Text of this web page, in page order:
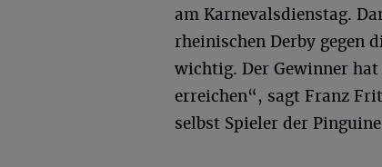
am Karnevalsdienstag.
rheinischen Derby gegen
wichtig. Der Gewinner
erreichen“, sagt Franz
selbst Spieler der